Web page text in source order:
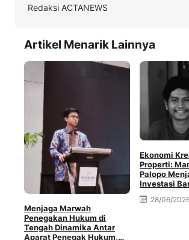
Redaksi ACTANEWS
Artikel Menarik Lainnya
Menjaga Marwah
Penegakan Hukum di
Tengah Dinamika Antar
Aparat Penegak Hukum,
Ekonomi
Properti:
Palopo
Investasi
28/06/